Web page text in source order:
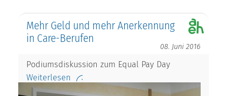
Mehr Geld und mehr Anerkennung
in Care-Berufen
08. Juni 2016
Podiumsdiskussion zum Equal Pay Day
Weiterlesen